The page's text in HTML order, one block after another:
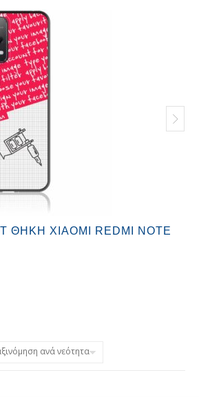
ΘΉΚΗ XIAOMI REDMI NOTE